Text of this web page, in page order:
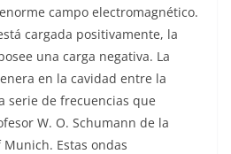
campo electromagnético.
cargada positivamente, la
una carga negativa. La
en la cavidad entre la
serie de frecuencias que
W. O. Schumann de la
Estas ondas